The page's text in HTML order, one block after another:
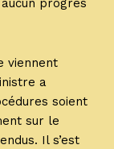
progrès
viennent
a
soient
sur le
Il s’est